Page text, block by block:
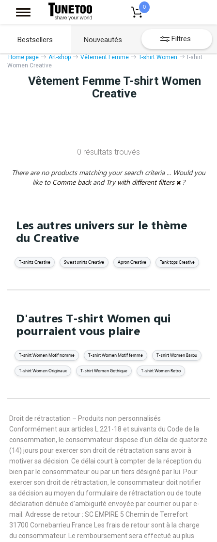
0
Bestsellers Nouveautés Filtres
Home page Art-shop Vêtement Femme T-shirt Women
T-shirt
Women Creative
Vêtement Femme T-shirt Women
Creative
0 résultats trouvés
There are no products matching your search criteria ... Would you
like to Comme back and Try with different filters ?
Les autres univers sur le thème
du Creative
T-shirts Creative Sweat shirts Creative Apron Creative Tank tops Creative
D'autres T-shirt Women qui
pourraient vous plaire
T-shirt Women Motif homme T-shirt Women Motif femme T-shirt Women Barbu
T-shirt Women Originaux T-shirt Women Gothique T-shirt Women Retro
Droit de rétractation – Produits non personnalisés
Conformément aux articles L.221-18 et suivants du Code de la
consommation, le consommateur dispose d’un délai de quatorze
(14) jours pour exercer son droit de rétractation sans avoir à
motiver sa décision. Ce délai court à compter de la réception du
bien par le consommateur ou par un tiers désigné par lui. Pour
exercer son droit de rétractation, le consommateur doit notifier
sa décision au moyen du formulaire de rétractation ou de toute
déclaration dénuée d’ambiguïté envoyée par courrier ou par e-
mail. Adresse de retour : SC EMPIRE 5 Chemin de Terrefort
31700 Cornebarrieu France Les frais de retour sont à la charge
du consommateur. Le remboursement sera effectué au plus